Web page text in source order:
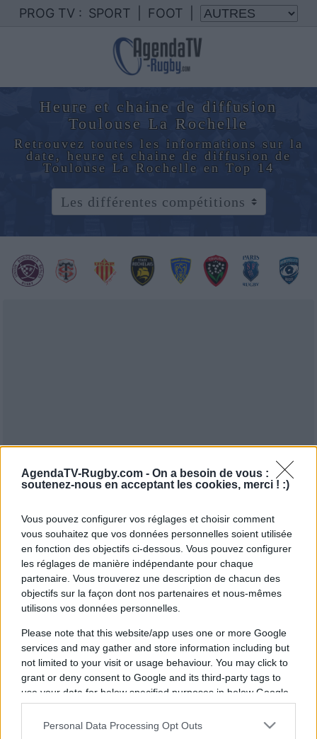
AgendaTV-Rugby.com - On a besoin de vous :
soutenez-nous en acceptant les cookies, merci ! :)
Vous pouvez configurer vos réglages et choisir comment
vous souhaitez que vos données personnelles soient utilisée
en fonction des objectifs ci-dessous. Vous pouvez configurer
les réglages de manière indépendante pour chaque
partenaire. Vous trouverez une description de chacun des
objectifs sur la façon dont nos partenaires et nous-mêmes
utilisons vos données personnelles.
Please note that this website/app uses one or more Google
services and may gather and store information including but
not limited to your visit or usage behaviour. You may click to
grant or deny consent to Google and its third-party tags to
use your data for below specified purposes in below Google
consent section.
Personal Data Processing Opt Outs
PROG TV : SPORT FOOT
Heure et chaine de diffusion
Toulouse La Rochelle
Retrouvez toutes les informations sur la
date, heure et chaine de diffusion de
Toulouse La Rochelle en Top 14
Programme TV Rugby >Top 14> Toulouse - La
Rochelle